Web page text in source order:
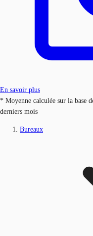
En savoir plus
* Moyenne calculée sur la base
derniers mois
Bureaux